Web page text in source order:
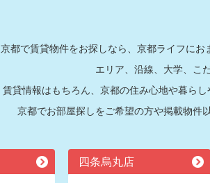
京都で賃貸物件をお探しなら、京都ライフに
エリア、沿線、大学、こ
賃貸情報はもちろん、京都の住み心地や暮ら
京都でお部屋探しをご希望の方や掲載物件
四条烏丸店